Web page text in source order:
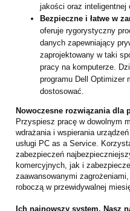
jakości oraz inteligentnej
Bezpieczne i łatwe w
oferuje rygorystyczny
danych zapewniający
zaprojektowany w taki
pracy na komputerze.
programu Dell Optimizer
dostosować.
Nowoczesne rozwiązania dla
Przyspiesz pracę w dowolnym
wdrażania i wspierania
usługi PC as a Service.
zabezpieczeń
komercyjnych, jak i
zaawansowanymi
roboczą w przewidywalnej
Ich najnowszy system. Nasz